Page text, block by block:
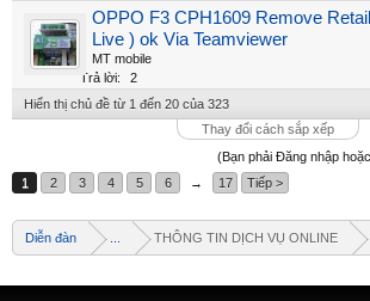
Welcome
+ Chào mừng bạn đến với diễn đàn
dịch vụ Việt Nam
+ Chúng tôi có tất cả các dịch vụ
qua Teamview - Active box , Dongle ,
mềm miễn phí
OPPO F3 CPH1609 Remove
Live ) ok Via Teamviewer
MT mobile
Trả lời:
2
Hiển thị chủ đề từ 1 đến 20 của 323
Thay đổi cách sắp xếp
(Bạn phải Đăng nhập
1
2 3 4 5 6 → 17 Tiếp >
Diễn đàn THÔNG TIN DỊCH VỤ ONLINE